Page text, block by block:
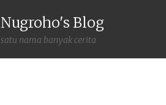
Nugroho's Blog
satu nama banyak cerita